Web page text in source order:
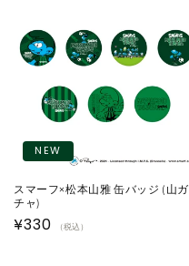
NEW
スマーフ×松本山雅 缶バッジ (山ガ
チャ)
通
¥330 （税込）